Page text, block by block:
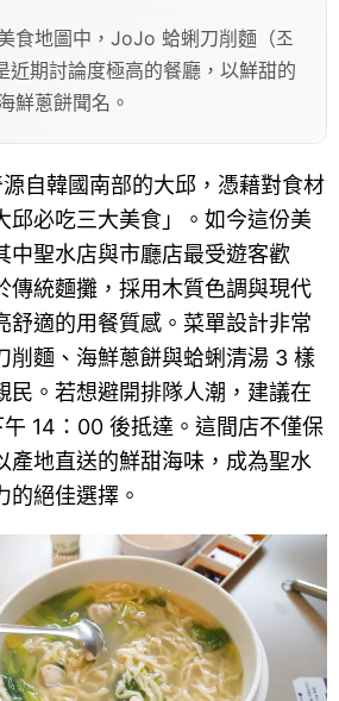
食地圖中，JoJo 蛤蜊刀削麵（조
近期討論度極高的餐廳，以鮮甜的
鮮蔥餅聞名。
自韓國南部的大邱，憑藉對食材
邱必吃三大美食」。如今這份美
中聖水店與市廳店最受遊客歡
傳統麵攤，採用木質色調與現代
舒適的用餐質感。菜單設計非常
削麵、海鮮蔥餅與蛤蜊清湯 3 樣
民。若想避開排隊人潮，建議在
14：00 後抵達。這間店不僅保
產地直送的鮮甜海味，成為聖水
的絕佳選擇。